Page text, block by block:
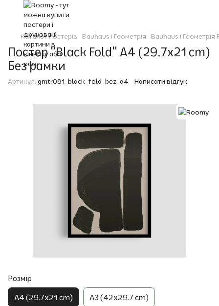
Каталог постерів Bauhaus і Геометрія Bauhaus і Геометрія
Постер "Black Fold" A4 (29.7x21 cm)
Без рамки
Артикул: gmtr081_black_fold_bez_a4 Написати відгук
Розмір
A4 (29.7x21 cm) A3 (42x29.7 cm)